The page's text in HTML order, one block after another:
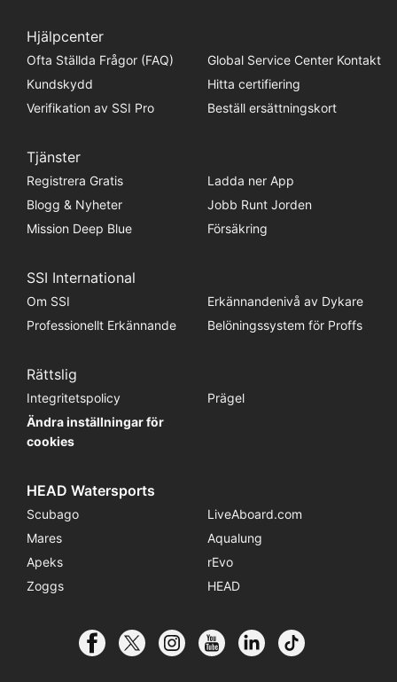
Hjälpcenter
Ofta Ställda Frågor (FAQ)
Global Service Center Kontakt
Kundskydd
Hitta certifiering
Verifikation av SSI Pro
Beställ ersättningskort
Tjänster
Registrera Gratis
Ladda ner App
Blogg & Nyheter
Jobb Runt Jorden
Mission Deep Blue
Försäkring
SSI International
Om SSI
Erkännandenivå av Dykare
Professionellt Erkännande
Belöningssystem för Proffs
Rättslig
Integritetspolicy
Prägel
Ändra inställningar för
cookies
HEAD Watersports
Scubago
LiveAboard.com
Mares
Aqualung
Apeks
rEvo
Zoggs
HEAD